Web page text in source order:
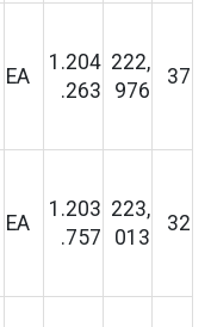
EA
1.204
.263
222,
976
37
EA
1.203
.757
223,
013
32